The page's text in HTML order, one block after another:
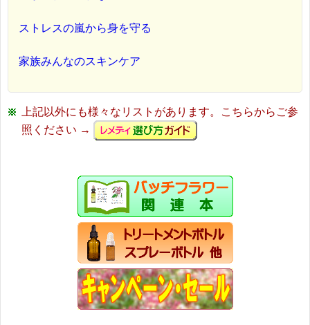
ストレスの嵐から身を守る
家族みんなのスキンケア
上記以外にも様々なリストがあります。こちらからご参
照ください →